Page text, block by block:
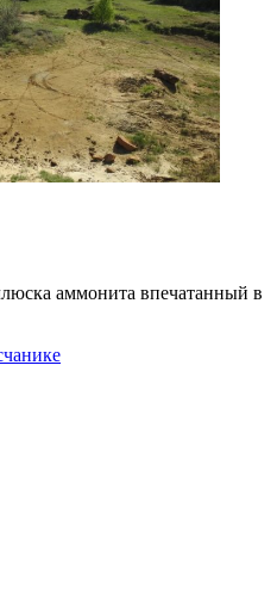
аммонита впечатанный в